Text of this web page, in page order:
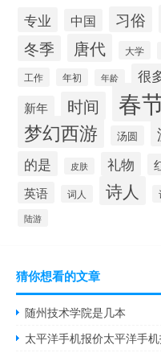
专业 中国 习俗
冬季 唐代 大学
工作 年初 年龄 很
新年 时间 春
梦幻西游 汤圆
的是 皮肤 礼物
英语 词人 诗人
陆游
猜你想看的文章
随州技术学院是几本